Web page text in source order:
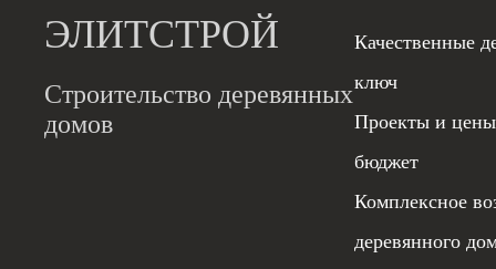
ЭЛИТСТРОЙ
Строительство деревянных
домов
Качественные
ключ
Проекты и
бюджет
Комплексное
деревянного